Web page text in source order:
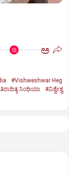
ಅ
#Vishweshwar Heg
ಸಿಂಧಿಯಾ
#ವಿಶ್ವೇಶ್ವ